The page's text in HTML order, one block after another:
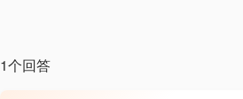
1个回答